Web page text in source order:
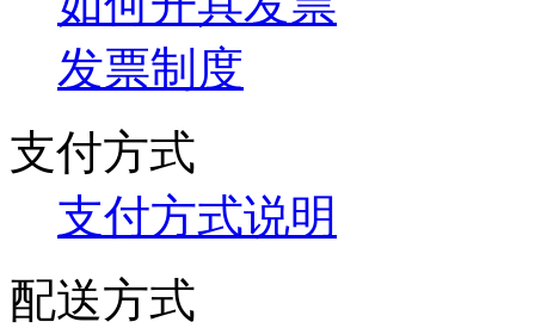
发票制度
支付方式
支付方式说明
配送方式